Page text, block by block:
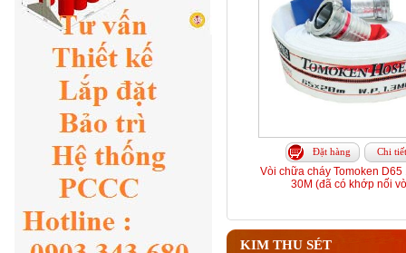
Đặt hàng Chi tiết
Vòi chữa cháy Tomoken D65
30M (đã có khớp nối
KIM THU SÉT